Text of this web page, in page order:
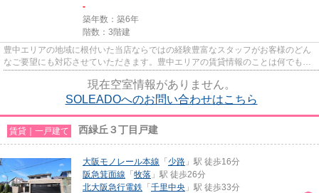
-
築年数：築6年
階数：3階建
豊中エリアの地域に根付いた当店ならではの経験豊富なスタッフがお客様のどん
なご要望にも対応させていただきます。豊中エリアの賃貸情報のことは何でもお
現在空室情報がありません。
SOLEADOへのお問い合わせはこちら
賃貸｜一戸建て 西緑丘３丁目戸建
大阪モノレール本線 「 少路 」駅 徒歩16分
阪急箕面線 「 牧落 」駅 徒歩26分
北大阪急行電鉄 「 千里中央 」駅 徒歩33分